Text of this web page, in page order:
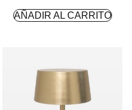
AÑADIR AL CARRITO